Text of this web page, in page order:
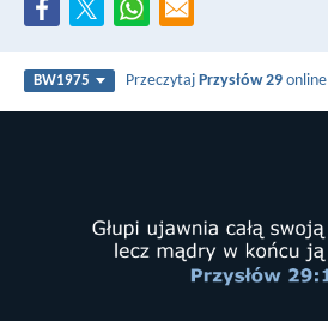
BW1975 PrzeczytajPrzysłów 29 online